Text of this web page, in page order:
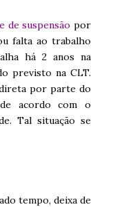
de suspensão por
falta ao trabalho
há 2 anos na
previsto na CLT.
por parte do
acordo com o
Tal situação se
tempo, deixa de